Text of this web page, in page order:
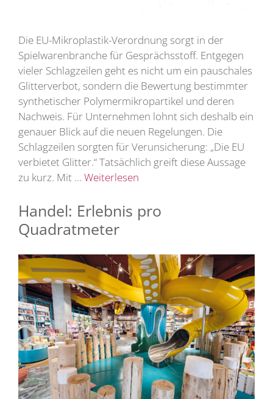
Die EU-Mikroplastik-Verordnung sorgt in der
Spielwarenbranche für Gesprächsstoff. Entgegen
vieler Schlagzeilen geht es nicht um ein pauschales
Glitterverbot, sondern die Bewertung bestimmter
synthetischer Polymermikropartikel und deren
Nachweis. Für Unternehmen lohnt sich deshalb ein
genauer Blick auf die neuen Regelungen. Die
Schlagzeilen sorgten für Verunsicherung: „Die EU
verbietet Glitter.“ Tatsächlich greift diese Aussage
zu kurz. Mit … Weiterlesen
Handel: Erlebnis pro
Quadratmeter